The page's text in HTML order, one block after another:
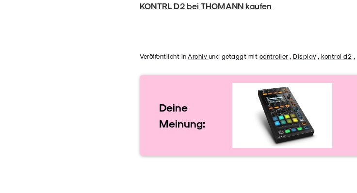
KONTRL D2 bei THOMANN kaufen
Veröffentlicht in Archiv und getaggt mit controller, Display, kontrol d2
Deine
Meinung: